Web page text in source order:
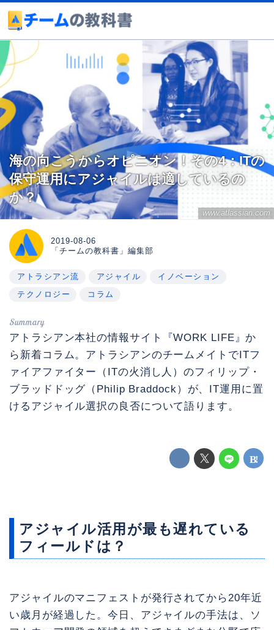
www.atlassian.com
海の向こうからオピニオン！その4：ITの
保守運用にアジャイルは適しているの
か？
2019-08-06
「チームの教科書」編集部
アトラシアン流 アジャイル
イノベーション
テクノロジー
コラム
アトラシアン本社の情報サイト『WORK LIFE』か
ら新着コラム。アトラシアンのチームメイトでITフ
ァイアファイター（ITの火消し人）のフィリップ・
ブラッドドッグ（Philip Braddock）が、IT運用に置
けるアジャイル選択の良否について語ります。
アジャイル活用が最も遅れている
フィールドは？
アジャイルのマニフェストが発行されてから20年近
い歳月が経過した。今日、アジャイルの手法は、ソ